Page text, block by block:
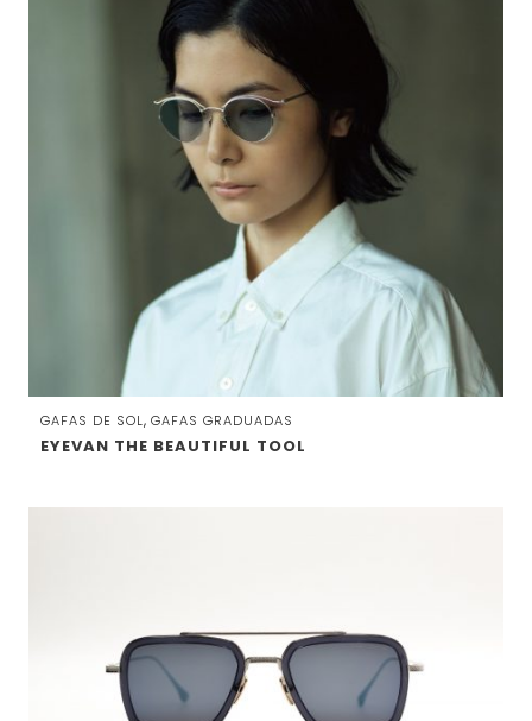
GAFAS DE SOL, GAFAS GRADUADAS
EYEVAN THE BEAUTIFUL TOOL